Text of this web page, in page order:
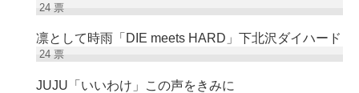
24票
凛として時雨「DIE meets HARD」下北沢ダイハード
24票
JUJU「いいわけ」この声をきみに